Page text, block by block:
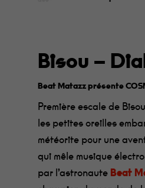
Bisou –
Beat Matazz présente
Première escale de
les petites oreilles
météorite pour une
qui mêle musique
par l’astronaute Beat